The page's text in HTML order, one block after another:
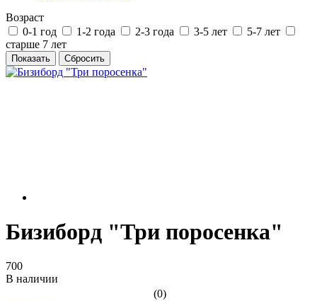
Возраст
0-1 год
1-2 года 2-3 года 3-5 лет
5-7 лет
старше 7 лет
Бизиборд "Три поросенка"
700
В наличии
(0)